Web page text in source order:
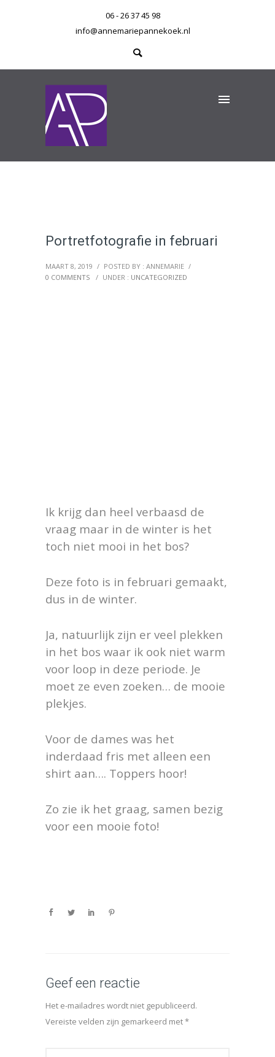
06 - 26 37 45 98
info@annemariepannekoek.nl
Portretfotografie in februari
MAART 8, 2019 / POSTED BY : ANNEMARIE /
0 COMMENTS
/ UNDER : UNCATEGORIZED
Ik krijg dan heel verbaasd de
vraag maar in de winter is het
toch niet mooi in het bos?
Deze foto is in februari gemaakt,
dus in de winter.
Ja, natuurlijk zijn er veel plekken
in het bos waar ik ook niet warm
voor loop in deze periode. Je
moet ze even zoeken… de mooie
plekjes.
Voor de dames was het
inderdaad fris met alleen een
shirt aan…. Toppers hoor!
Zo zie ik het graag, samen bezig
voor een mooie foto!
Geef een reactie
Het e-mailadres wordt niet gepubliceerd.
Vereiste velden zijn gemarkeerd met*